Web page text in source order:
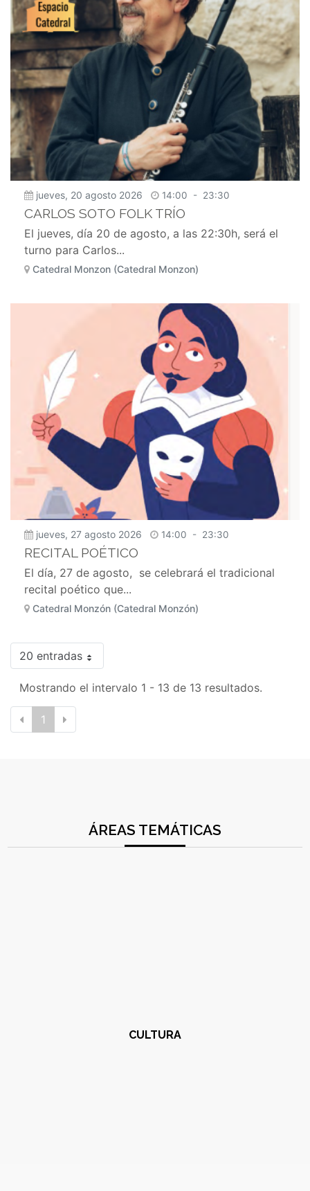
jueves, 20 agosto 2026 14:00 - 23:30
CARLOS SOTO FOLK TRÍO
El jueves, día 20 de agosto, a las 22:30h, será el
turno para Carlos...
Catedral Monzon (Catedral Monzon)
jueves, 27 agosto 2026 14:00 - 23:30
RECITAL POÉTICO
El día, 27 de agosto, se celebrará el tradicional
recital poético que...
Catedral Monzón (Catedral Monzón)
20 entradas
Mostrando el intervalo 1 - 13 de 13 resultados.
1
ÁREAS TEMÁTICAS
CULTURA